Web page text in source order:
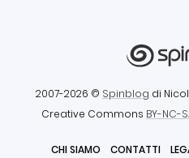
2007-2026 © Spinblog di
Creative Commons BY-NC-
CHI SIAMO CONTATTI